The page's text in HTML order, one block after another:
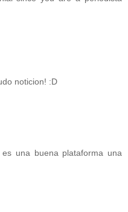
noticion! :D
una buena plataforma una